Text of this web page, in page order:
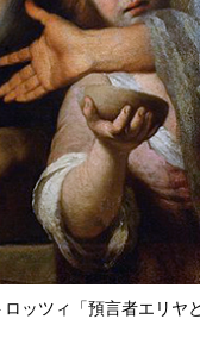
ッツィ「預言者エリヤ